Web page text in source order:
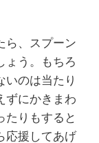
ら、スプーン
ょう。もちろ
いのは当たり
ずにかきまわ
たりもすると
応援してあげ